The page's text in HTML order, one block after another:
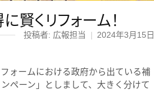
賢くリフォーム！
投稿者: 広報担当 | 2024年3月15日
ォームにおける政府から出ている補
ペーン」としまして、大きく分けて